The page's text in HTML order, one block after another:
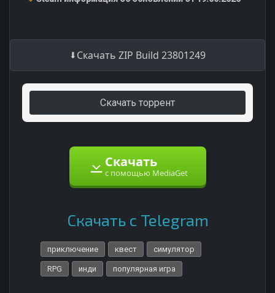
Скачать ZIP Build 23801249
Скачать торрент
Скачать
с помощью MediaGet
Скачать с Telegram
приключение квест симулятор
RPG инди популярная игра